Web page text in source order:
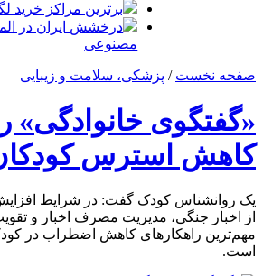
برترین مراکز خرید
درخشش ایران در
مصنوعی
صفحه نخست / پزشکی، سلامت و زیبایی
«گفتگوی خانوادگی»
کاهش استرس
یک روانشناس کودک گفت: در شرایط
از اخبار جنگی، مدیریت مصرف اخبار و
مهم‌ترین راهکارهای کاهش اضطراب در
است.